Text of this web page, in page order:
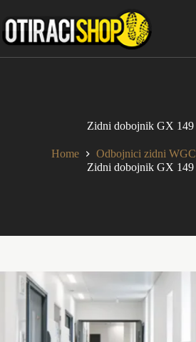
to
content
Zidni dobojnik GX 149
Home
Odbojnici zidni
Zidni dobojnik GX 149